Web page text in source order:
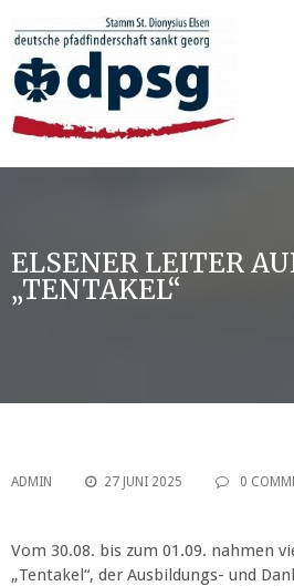
to
content
ELSENER LEITER
„TENTAKEL“
ADMIN 27 JUNI 2025 0
Vom 30.08. bis zum 01.09. nahmen
„Tentakel“, der Ausbildungs- und